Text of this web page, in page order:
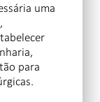
uma
para